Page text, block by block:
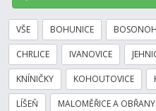
VŠE BOHUNICE
CHRLICE IVANOVICE
KNÍNIČKY KOHOUTOVICE
LÍŠEŇ MALOMĚŘICE A OBŘANY